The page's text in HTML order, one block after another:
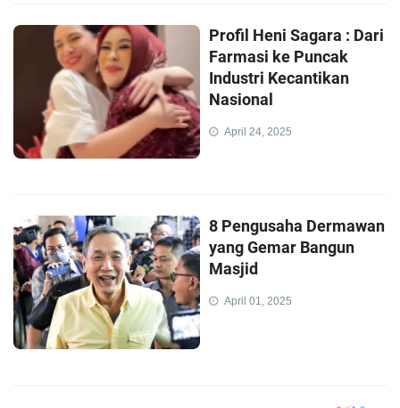
Profil Heni Sagara : Dari
Farmasi ke Puncak
Industri Kecantikan
Nasional
April 24, 2025
8 Pengusaha Dermawan
yang Gemar Bangun
Masjid
April 01, 2025